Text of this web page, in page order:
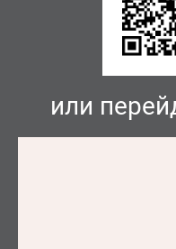
или